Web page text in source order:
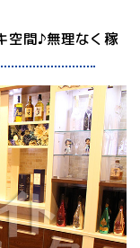
空間♪無理なく稼